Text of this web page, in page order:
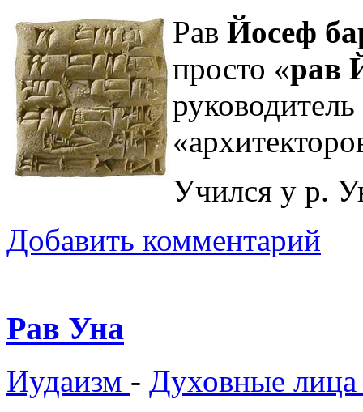
Рав Йосеф
просто «рав
Учился у р.
Добавить комментарий
Рав Уна
Иудаизм - Духовные